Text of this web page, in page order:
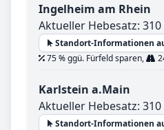
Ingelheim am Rhein
Aktueller Hebesatz: 310
Standort-Informationen
75 % ggü. Fürfeld sparen,
Karlstein a.Main
Aktueller Hebesatz: 310
Standort-Informationen